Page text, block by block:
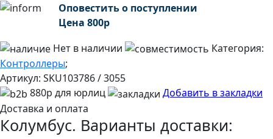
Оповестить о поступлении
Цена 800р
Нет в наличии
Категория:
Контроллеры;
Артикул: SKU103786 / 3055
880р для юрлиц
Добавить в закладки
Доставка и оплата
Колумбус. Варианты доставки: